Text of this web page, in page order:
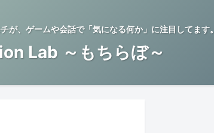
、ゲームや会話で「気になる何か」に注目してます。
Lab ～もちらぼ～